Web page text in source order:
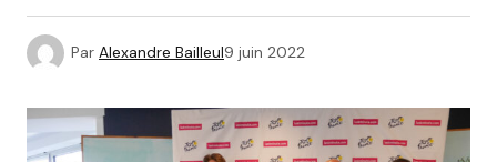
Par Alexandre Bailleul9 juin 2022